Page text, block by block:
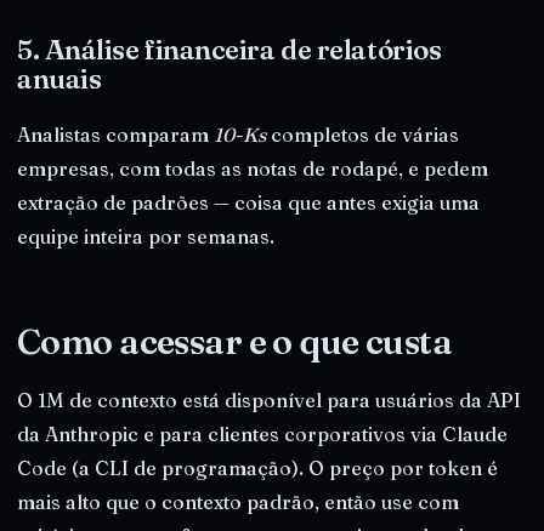
5. Análise financeira de relatórios
anuais
Analistas comparam 10-Kscompletos de várias
empresas, com todas as notas de rodapé, e pedem
extração de padrões — coisa que antes exigia uma
equipe inteira por semanas.
Como acessar e o que custa
O 1M de contexto está disponível para usuários da API
da Anthropic e para clientes corporativos via Claude
Code (a CLI de programação). O preço por token é
mais alto que o contexto padrão, então use com